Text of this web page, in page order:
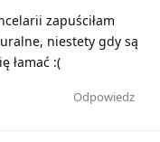
zapuściłam
niestety gdy są
łamać :(
Odpowiedz